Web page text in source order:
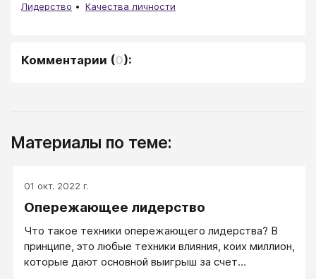
Лидерство Качества личности
Комментарии (0):
Материалы по теме:
01 окт. 2022 г.
Опережающее лидерство
Что такое техники опережающего лидерства? В
принципе, это любые техники влияния, коих миллион,
которые дают основной выигрыш за счет